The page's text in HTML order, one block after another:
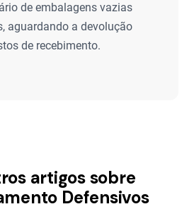
de embalagens vazias
aguardando a devolução
de recebimento.
artigos sobre
Defensivos